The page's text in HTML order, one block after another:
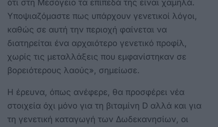
ότι στη Μεσόγειο τα επίπεδά της είναι χαμηλά.
Υποψιαζόμαστε πως υπάρχουν γενετικοί λόγοι,
καθώς σε αυτή την περιοχή φαίνεται να
διατηρείται ένα αρχαιότερο γενετικό προφίλ,
χωρίς τις μεταλλάξεις που εμφανίστηκαν σε
βορειότερους λαούς», σημείωσε.
Η έρευνα, όπως ανέφερε, θα προσφέρει νέα
στοιχεία όχι μόνο για τη βιταμίνη D αλλά και για
τη γενετική καταγωγή των Δωδεκανησίων, οι